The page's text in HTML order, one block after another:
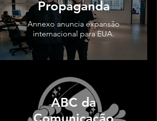
Propaganda
Annexo anuncia expansão
internacional para EUA.
ABC da